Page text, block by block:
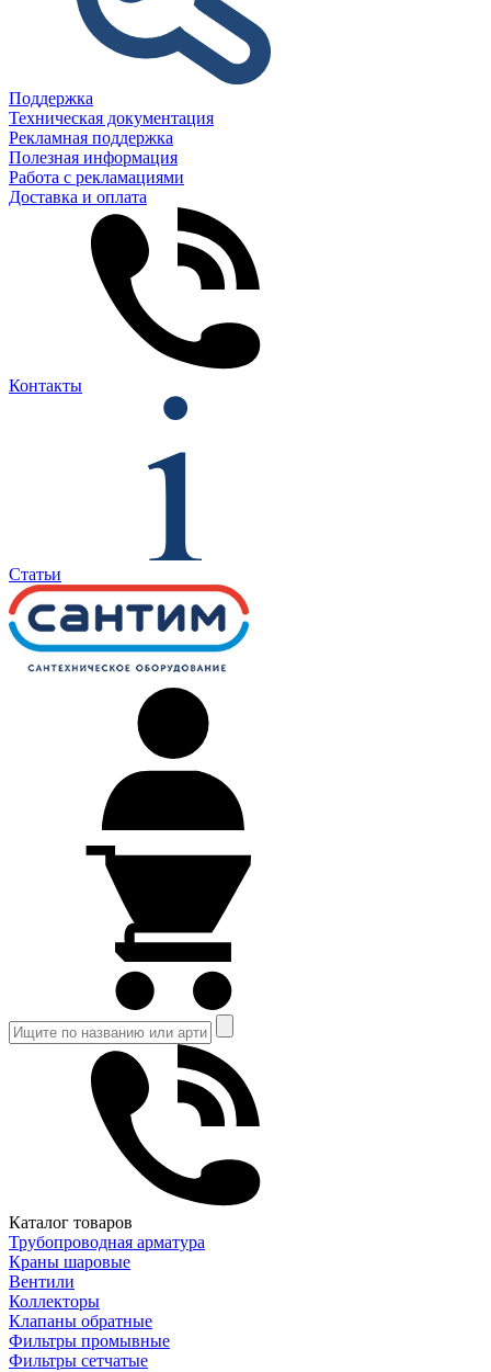
Поддержка
Техническая документация
Рекламная поддержка
Полезная информация
Работа с рекламациями
Доставка и оплата
Контакты
Статьи
Каталог товаров
Трубопроводная арматура
Краны шаровые
Вентили
Коллекторы
Клапаны обратные
Фильтры промывные
Фильтры сетчатые